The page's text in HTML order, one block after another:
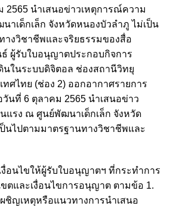
2565 นำเสนอข่าวเหตุการณ์ความ
าเด็กเล็ก จังหวัดหนองบัวลำภู ไม่เป็น
างวิชาชีพและจริยธรรมของสื่อ
ผู้รับใบอนุญาตประกอบกิจการ
ในระบบดิจิตอล ช่องสถานีวิทยุ
ศไทย (ช่อง 2) ออกอากาศรายการ
อวันที่ 6 ตุลาคม 2565 นำเสนอข่าว
แรง ณ ศูนย์พัฒนาเด็กเล็ก จังหวัด
นไปตามมาตรฐานทางวิชาชีพและ
อนไขให้ผู้รับใบอนุญาตฯ ที่กระทำการ
ตและเงื่อนไขการอนุญาต ตามข้อ 1.
ชิญเหตุหรือแนวทางการนำเสนอ